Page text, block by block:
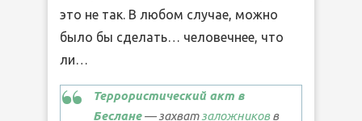
это не так. В любом случае, можно
было бы сделать… человечнее, что
ли…
Террористический акт в
Беслане — захватзаложниковв